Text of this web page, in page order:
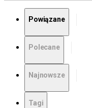
Powiązane
Polecane
Najnowsze
Tagi